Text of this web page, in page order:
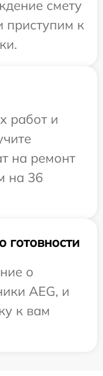
смету
приступим к
работ и
на ремонт
на 36
о
AEG, и
к вам